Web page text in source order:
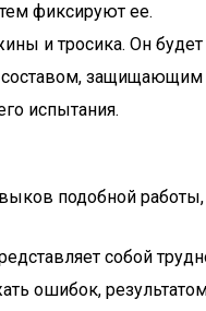
фиксируют ее.
и тросика. Он
защищающим
испытания.
подобной
собой
ошибок,